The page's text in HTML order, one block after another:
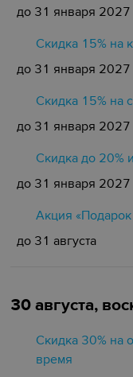
до 31 января 2027
Скидка 15% на
до 31 января 2027
Cкидка 15% на
до 31 января 2027
Скидка до 20%
до 31 января 2027
Акция
до 31 августа
30 августа,
Скидка 30% на
время